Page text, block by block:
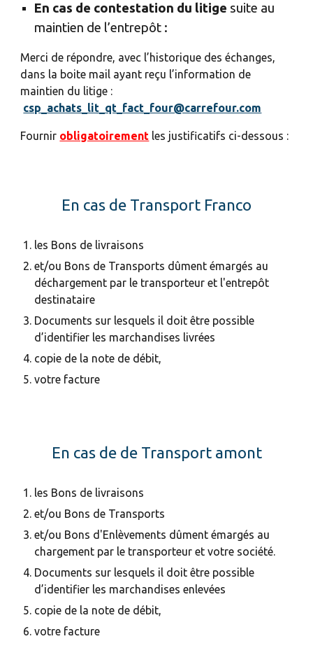
En cas de contestation du litige suite au
maintien de l’entrepôt :
Merci de répondre, avec l’historique des échanges,
dans la boite mail ayant reçu l’information de
maintien du litige :
csp_achats_lit_qt_fact_four@carrefour.com
Fournir obligatoirement les justificatifs ci-dessous :
En cas de Transport Franco
les Bons de livraisons
et/ou Bons de Transports dûment émargés au
déchargement par le transporteur et l'entrepôt
destinataire
Documents sur lesquels il doit être possible
d’identifier les marchandises livrées
copie de la note de débit,
votre facture
En cas de de Transport amont
les Bons de livraisons
et/ou Bons de Transports
et/ou Bons d'Enlèvements dûment émargés au
chargement par le transporteur et votre société.
Documents sur lesquels il doit être possible
d’identifier les marchandises enlevées
copie de la note de débit,
votre facture